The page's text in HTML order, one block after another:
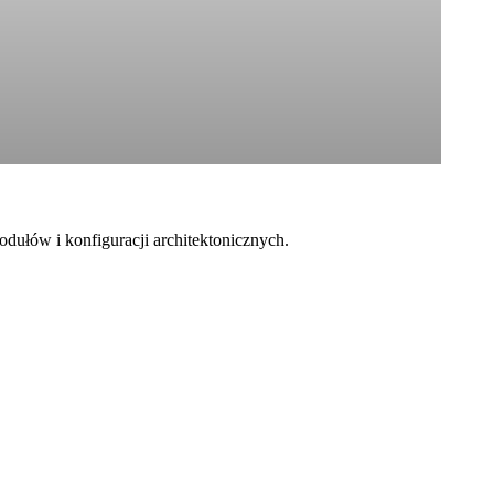
i konfiguracji architektonicznych.